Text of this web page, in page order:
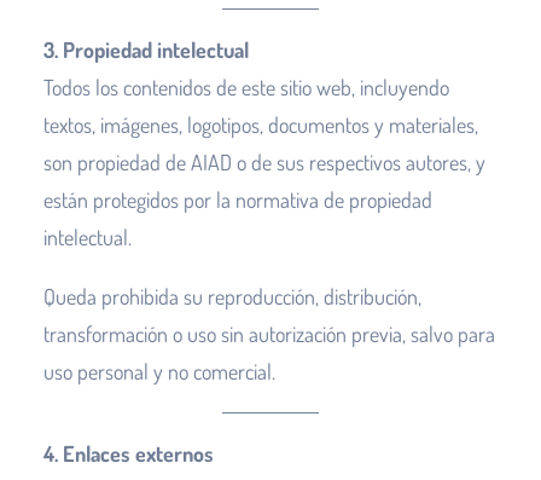
3. Propiedad intelectual
Todos los contenidos de este sitio web, incluyendo
textos, imágenes, logotipos, documentos y materiales,
son propiedad de AIAD o de sus respectivos autores, y
están protegidos por la normativa de propiedad
intelectual.
Queda prohibida su reproducción, distribución,
transformación o uso sin autorización previa, salvo para
uso personal y no comercial.
4. Enlaces externos